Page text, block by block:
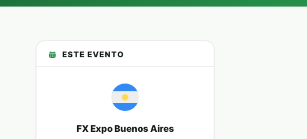
ESTE EVENTO
FX ExpoBuenos Aires